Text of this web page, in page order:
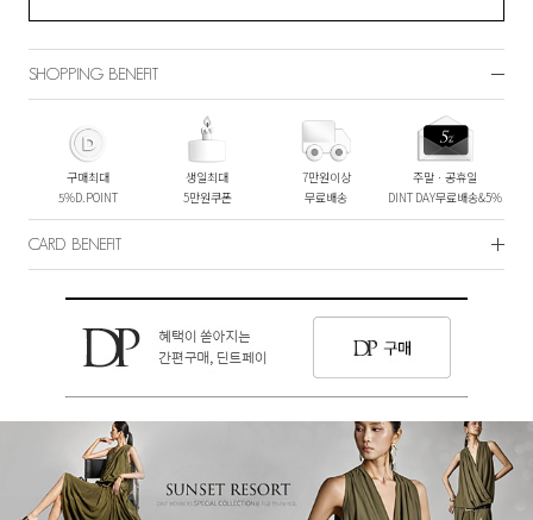
SHOPPING BENEFIT
구매최대
5%D.POINT
생일최대
5만원쿠폰
7만원이상
무료배송
주말ㆍ공휴일
DINT DAY무료배송&5%
CARD BENEFIT